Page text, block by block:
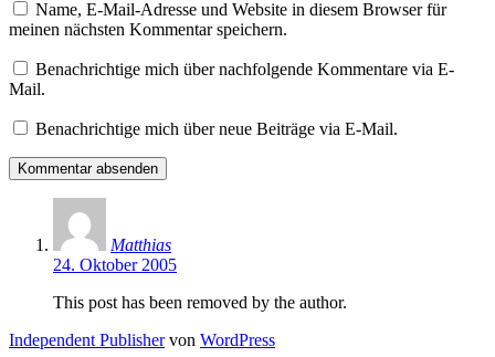
Name, E-Mail-Adresse und Website in diesem Browser für
meinen nächsten Kommentar speichern.
Benachrichtige mich über nachfolgende Kommentare via E-
Mail.
Benachrichtige mich über neue Beiträge via E-Mail.
Matthias
24. Oktober 2005
This post has been removed by the author.
Independent Publishervon WordPress